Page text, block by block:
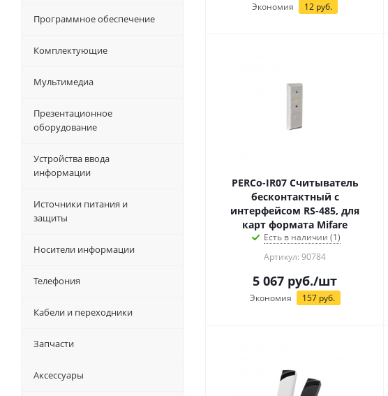
Экономия 12 руб.
PERCo-IR07 Считыватель
бесконтактный с
интерфейсом RS-485, для
карт формата Mifare
Есть в наличии (1)
Артикул: 90784
5 067 руб./шт
Экономия 157руб.
Программное обеспечение
Комплектующие
Мультимедиа
Презентационное
оборудование
Устройства ввода
информации
Источники питания и
защиты
Носители информации
Телефония
Кабели и переходники
Запчасти
Аксессуары